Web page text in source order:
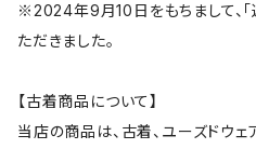
※2024年9月10日をもちまして、
ただきました。
【古着商品について】
当店の商品は、古着、ユーズドウ